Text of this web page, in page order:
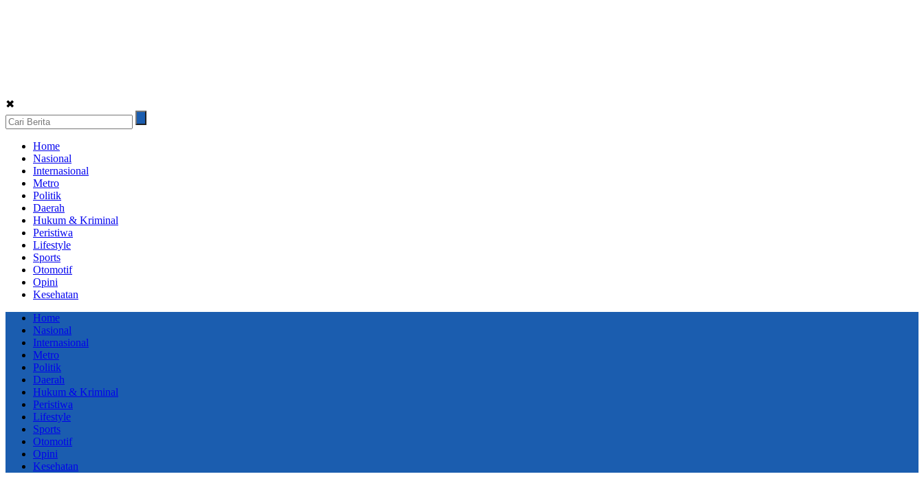
✖
Home
Nasional
Internasional
Metro
Politik
Daerah
Hukum & Kriminal
Peristiwa
Lifestyle
Sports
Otomotif
Opini
Kesehatan
Home
Nasional
Internasional
Metro
Politik
Daerah
Hukum & Kriminal
Peristiwa
Lifestyle
Sports
Otomotif
Opini
Kesehatan